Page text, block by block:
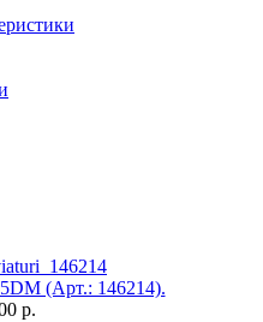
(Арт.: 146214).
р.